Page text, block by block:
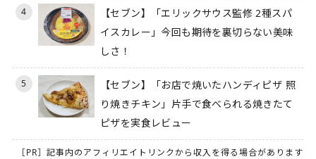
4
【セブン】「エリックサウス監修 2種スパ
イスカレー」今回も期待を裏切らない美味
しさ！
5
【セブン】「お店で焼いたハンディピザ 照
り焼きチキン」片手で食べられる焼きたて
ピザを実食レビュー
［PR］記事内のアフィリエイトリンクから収入を得る場合があります